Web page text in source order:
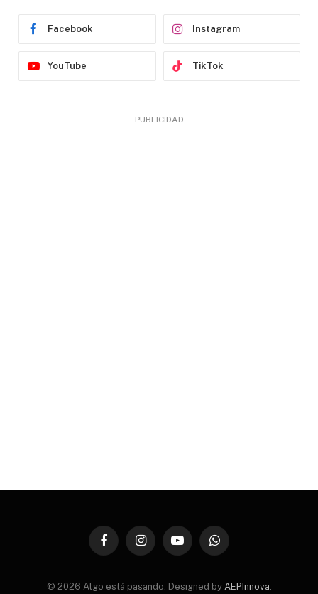
Facebook Instagram
YouTube TikTok
PUBLICIDAD
FacebookInstagramYouTubeWhatsApp
© 2026 Algo está pasando. Designed by AEPInnova